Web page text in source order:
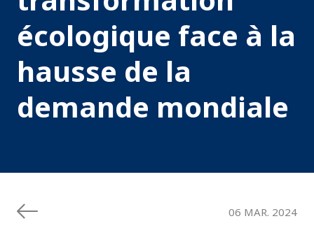
écologique face à la
hausse de la
demande mondiale
06 MAR. 2024